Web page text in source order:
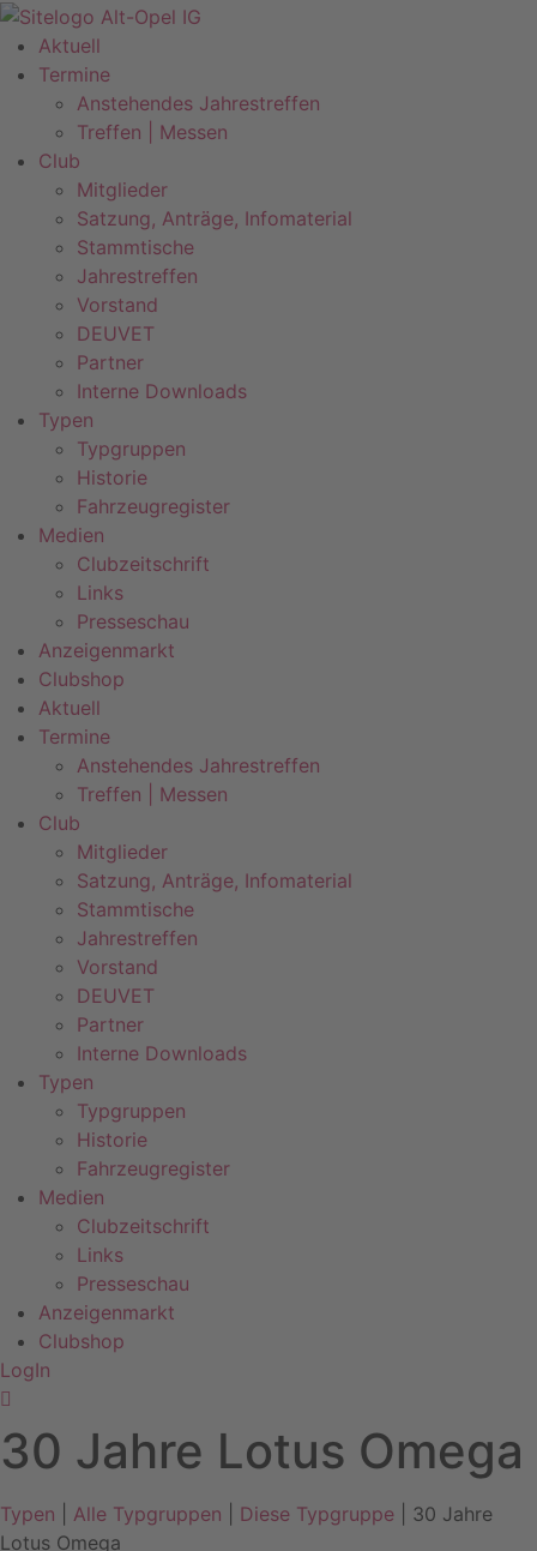
Zum
Inhalt
springen
Aktuell
Termine
Anstehendes Jahrestreffen
Treffen | Messen
Club
Mitglieder
Satzung, Anträge, Infomaterial
Stammtische
Jahrestreffen
Vorstand
DEUVET
Partner
Interne Downloads
Typen
Typgruppen
Historie
Fahrzeugregister
Medien
Clubzeitschrift
Links
Presseschau
Anzeigenmarkt
Clubshop
Aktuell
Termine
Anstehendes Jahrestreffen
Treffen | Messen
Club
Mitglieder
Satzung, Anträge, Infomaterial
Stammtische
Jahrestreffen
Vorstand
DEUVET
Partner
Interne Downloads
Typen
Typgruppen
Historie
Fahrzeugregister
Medien
Clubzeitschrift
Links
Presseschau
Anzeigenmarkt
Clubshop
LogIn
30 Jahre Lotus Omega
Typen Alle Typgruppen Diese Typgruppe | 30 Jahre
Lotus Omega